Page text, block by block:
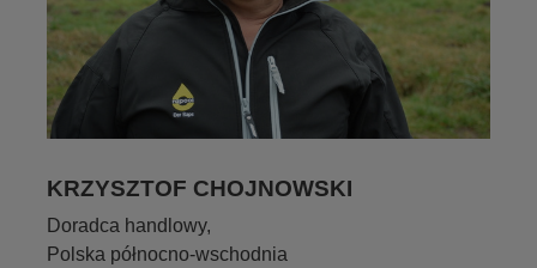
KRZYSZTOF CHOJNOWSKI
Doradca handlowy,
Polska północno-wschodnia